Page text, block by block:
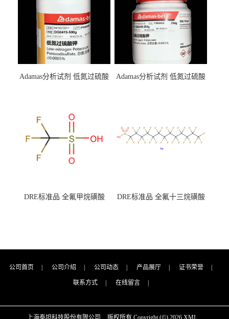
Adamas分析试剂 低氮过硫酸
（泰坦现货供应）
Adamas分析试剂 低氮过硫酸
DRE标准品 全氟甲烷磺酸
DRE标准品 全氟十三烷磺酸
公司首页 公司介绍 公司动态 产品展厅 证书荣誉
联系方式 在线留言
上海泰坦科技股份有限公司 版权所有 Copyright (©) 2026 XML